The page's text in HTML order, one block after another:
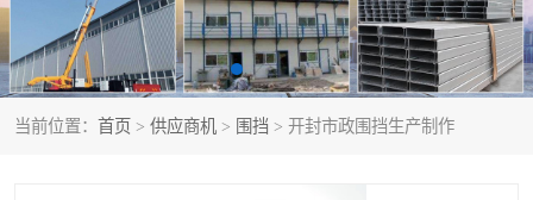
当前位置： 首页 > 供应商机 > 围挡 > 开封市政围挡生产制作
CZ型钢 FRP采光板
PC多层板 PC耐力板
建筑围挡 楼层板